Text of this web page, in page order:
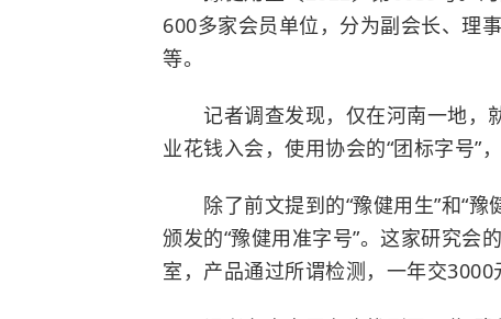
600多家会员单位，分为副会长、理
等。
记者调查发现，仅在河南一地，
业花钱入会，使用协会的“团标字号”
除了前文提到的“豫健用生”和“豫
颁发的“豫健用准字号”。这家研究会
室，产品通过所谓检测，一年交3000